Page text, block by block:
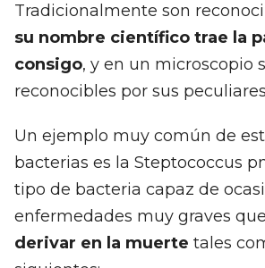
Tradicionalmente son
su nombre científico trae la
consigo, y en un microscopio
reconocibles por sus
Un ejemplo muy común de
bacterias es la Steptococcus
tipo de bacteria capaz de
enfermedades muy graves que
derivar en la muerte tales